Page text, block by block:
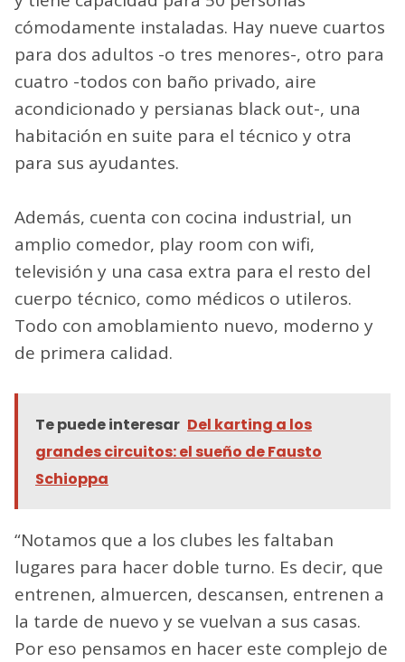
cómodamente instaladas. Hay nueve cuartos
para dos adultos -o tres menores-, otro para
cuatro -todos con baño privado, aire
acondicionado y persianas black out-, una
habitación en suite para el técnico y otra
para sus ayudantes.
Además, cuenta con cocina industrial, un
amplio comedor, play room con wifi,
televisión y una casa extra para el resto del
cuerpo técnico, como médicos o utileros.
Todo con amoblamiento nuevo, moderno y
de primera calidad.
Te puede interesar Del karting a los
grandes circuitos: el sueño de Fausto
Schioppa
“Notamos que a los clubes les faltaban
lugares para hacer doble turno. Es decir, que
entrenen, almuercen, descansen, entrenen a
la tarde de nuevo y se vuelvan a sus casas.
Por eso pensamos en hacer este complejo de